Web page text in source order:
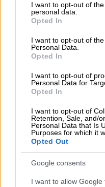
not limited to your visit or
grant or deny consent to
use your data for below
consent section.
I want to opt-out of
personal data.
Opted In
I want to opt-out of
Personal Data.
Opted In
I want to opt-out of
Personal Data for
Opted In
I want to opt-out of
Retention, Sale, and/
Personal Data that Is
Purposes for which it
Opted Out
Google consents
I want to allow
vertaamista
tuottaa voittoa,
Liiketoiminnan
tunnettuja
käsitteitä.
Erilaiset
tai
esimerkiksi
tuottoprosentti
mittareita.
toteuman
sijaan